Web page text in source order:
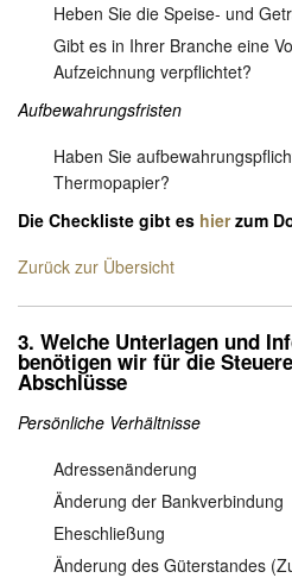
Heben Sie die Speise- und
Gibt es in Ihrer Branche eine
Aufzeichnung verpflichtet?
Aufbewahrungsfristen
Haben Sie
Thermopapier?
Die Checkliste gibt es hierzum
Zurück zur Übersicht
3. Welche Unterlagen und
benötigen wir für die
Abschlüsse
Persönliche Verhältnisse
Adressenänderung
Änderung der Bankverbindung
Eheschließung
Änderung des Güterstandes